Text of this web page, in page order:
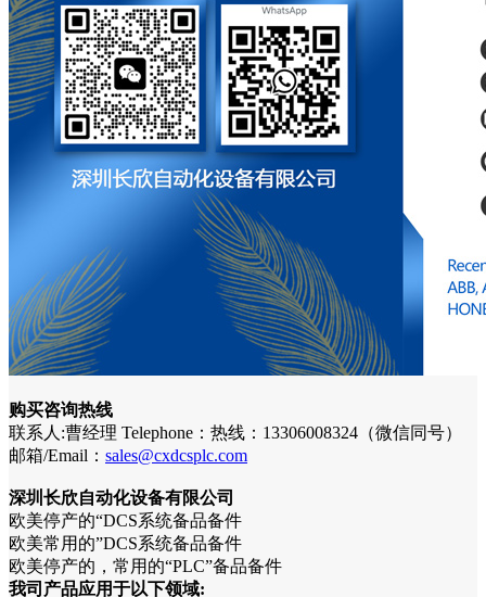
购买咨询热线
联系人:曹经理 Telephone：热线：13306008324（微信同号）
邮箱/Email： sales@cxdcsplc.com
深圳长欣自动化设备有限公司
欧美停产的“DCS系统备品备件
欧美常用的”DCS系统备品备件
欧美停产的，常用的“PLC”备品备件
我司产品应用于以下领域: